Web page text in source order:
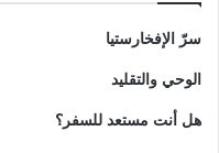
سرّ الإفخارستيا
الوحي والتقليد
هل أنت مستعد للسفر؟